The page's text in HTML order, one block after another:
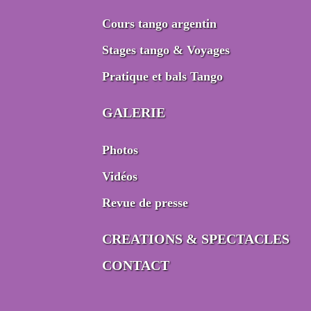
Cours tango argentin
Stages tango & Voyages
Pratique et bals Tango
GALERIE
Photos
Vidéos
Revue de presse
CREATIONS & SPECTACLES
CONTACT